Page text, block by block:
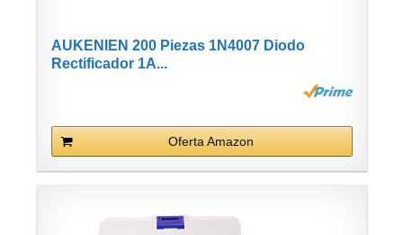
AUKENIEN 200 Piezas 1N4007 Diodo
Rectificador 1A...
Oferta Amazon